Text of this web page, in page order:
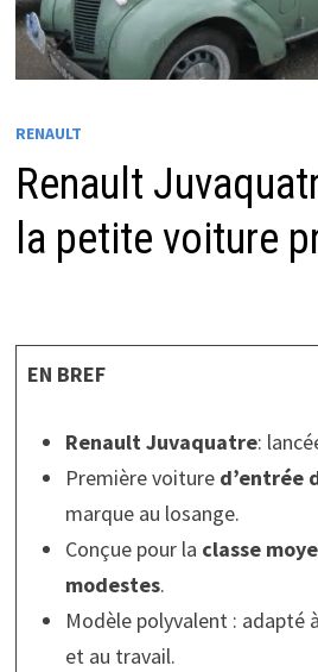
RENAULT
Renault
la petite voiture
EN BREF
Renault Juvaquatre:
Première voiture d’entrée
marque au losange.
Conçue pour la classe
modestes.
Modèle polyvalent : adapté
et au travail.